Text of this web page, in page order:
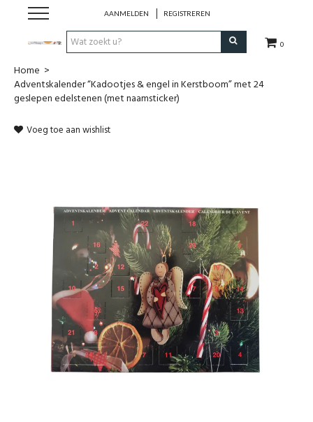
0
AANMELDEN REGISTREREN
Hulp bij
Voeding
Huis & Gezelligheid
Kledij
Evenementen
Home >
Adventskalender “Kadootjes & engel in Kerstboom” met 24
geslepen edelstenen (met naamsticker)
Voeg toe aan wishlist